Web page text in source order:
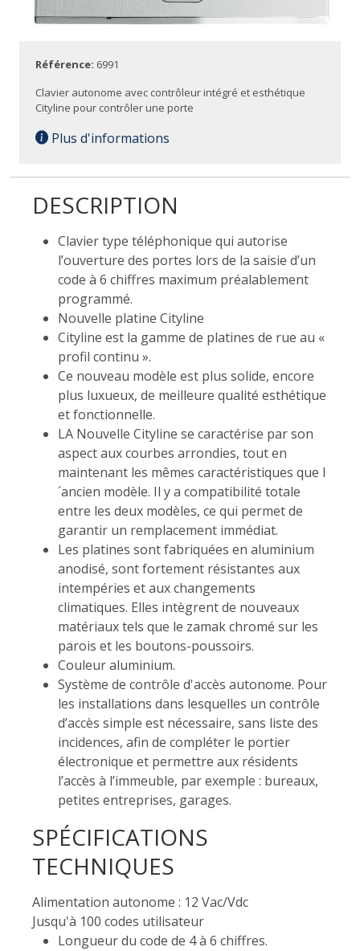
Référence: 6991
Clavier autonome avec contrôleur intégré et esthétique
Cityline pour contrôler une porte
Plus d'informations
DESCRIPTION
Clavier type téléphonique qui autorise
l’ouverture des portes lors de la saisie d’un
code à 6 chiffres maximum préalablement
programmé.
Nouvelle platine Cityline
Cityline est la gamme de platines de rue au «
profil continu ».
Ce nouveau modèle est plus solide, encore
plus luxueux, de meilleure qualité esthétique
et fonctionnelle.
LA Nouvelle Cityline se caractérise par son
aspect aux courbes arrondies, tout en
maintenant les mêmes caractéristiques que l
´ancien modèle. Il y a compatibilité totale
entre les deux modèles, ce qui permet de
garantir un remplacement immédiat.
Les platines sont fabriquées en aluminium
anodisé, sont fortement résistantes aux
intempéries et aux changements
climatiques. Elles intègrent de nouveaux
matériaux tels que le zamak chromé sur les
parois et les boutons-poussoirs.
Couleur aluminium.
Système de contrôle d'accès autonome. Pour
les installations dans lesquelles un contrôle
d’accès simple est nécessaire, sans liste des
incidences, afin de compléter le portier
électronique et permettre aux résidents
l’accès à l’immeuble, par exemple : bureaux,
petites entreprises, garages.
SPÉCIFICATIONS
TECHNIQUES
Alimentation autonome : 12 Vac/Vdc
Jusqu'à 100 codes utilisateur
Longueur du code de 4 à 6 chiffres.